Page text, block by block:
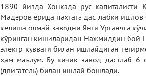
1890 йилда Хонқада рус
Мадёров ерида пахтага дастлабки
келиша олмай заводни Янги Урганчга
кўринган кишиларидан Нажмиддин бой
электр қуввати билан ишлайдиган
ҳам маълум. Бу кичик завод дастлаб 6
(двигатель) билан ишлай бошлади.